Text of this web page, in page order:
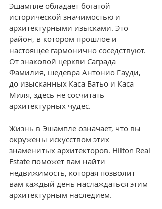
Эшампле обладает богатой
исторической значимостью и
архитектурными изысками. Это
район, в котором прошлое и
настоящее гармонично соседствуют.
От знаковой церкви Саграда
Фамилия, шедевра Антонио Гауди,
до изысканных Каса Батьо и Каса
Миля, здесь не сосчитать
архитектурных чудес.
Жизнь в Эшампле означает, что вы
окружены искусством этих
знаменитых архитекторов. Hilton Real
Estate поможет вам найти
недвижимость, которая позволит
вам каждый день наслаждаться этим
архитектурным наследием.